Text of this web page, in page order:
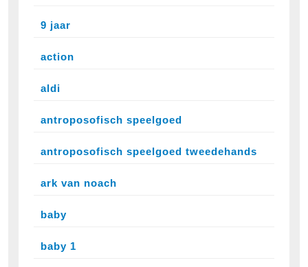
9 jaar
action
aldi
antroposofisch speelgoed
antroposofisch speelgoed tweedehands
ark van noach
baby
baby 1